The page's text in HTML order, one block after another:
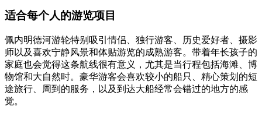
适合每个人的游览项目
佩内明德河游轮特别吸引情侣、独行游客、历史爱好者、摄影
师以及喜欢宁静风景和体贴游览的成熟游客。带着年长孩子的
家庭也会觉得这条航线很有意义，尤其是当行程包括海滩、博
物馆和大自然时。豪华游客会喜欢较小的船只、精心策划的短
途旅行、周到的服务，以及到达大船经常会错过的地方的感
觉。